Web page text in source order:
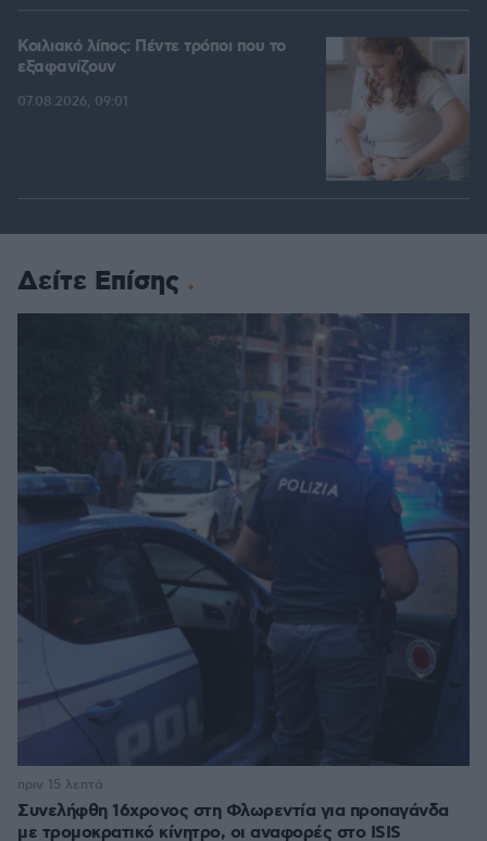
Κοιλιακό λίπος: Πέντε τρόποι που το
εξαφανίζουν
07.08.2026, 09:01
Δείτε Επίσης
Συνελήφθη 16χρονος στη Φλωρεντία για προπαγάνδα
με τρομοκρατικό κίνητρο, οι αναφορές στο ISIS
πριν 15 λεπτά